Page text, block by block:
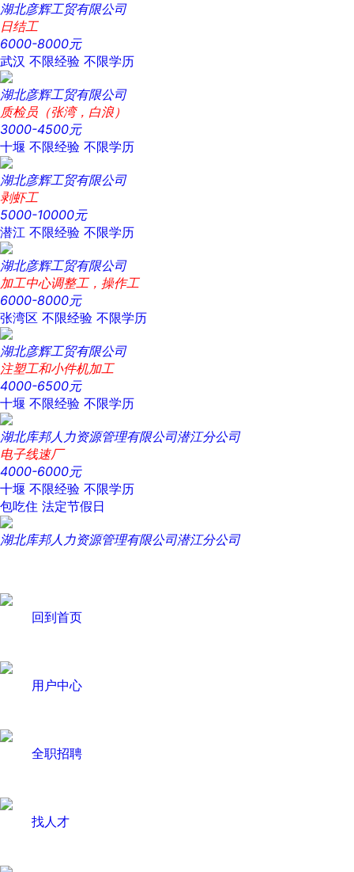
湖北彦辉工贸有限公司
日结工
6000-8000元
武汉 不限经验 不限学历
湖北彦辉工贸有限公司
质检员（张湾，白浪）
3000-4500元
十堰 不限经验 不限学历
湖北彦辉工贸有限公司
剥虾工
5000-10000元
潜江 不限经验 不限学历
湖北彦辉工贸有限公司
加工中心调整工，操作工
6000-8000元
张湾区 不限经验 不限学历
湖北彦辉工贸有限公司
注塑工和小件机加工
4000-6500元
十堰 不限经验 不限学历
湖北库邦人力资源管理有限公司潜江分公司
电子线速厂
4000-6000元
十堰 不限经验 不限学历
包吃住 法定节假日
湖北库邦人力资源管理有限公司潜江分公司
回到首页
用户中心
全职招聘
找人才